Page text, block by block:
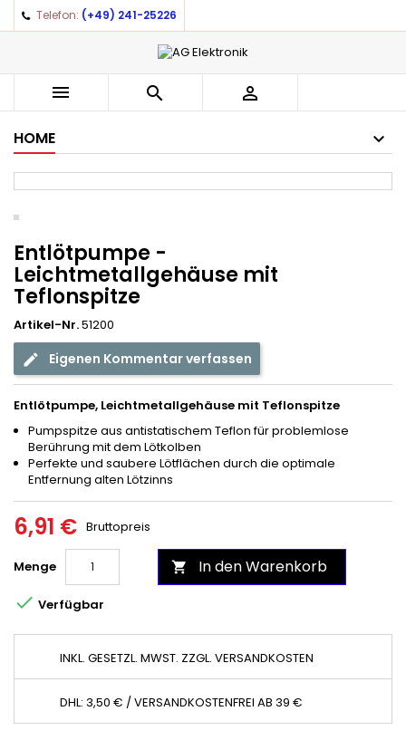
Telefon: (+49) 241-25226
  
HOME
Entlötpumpe -
Leichtmetallgehäuse mit
Teflonspitze
Artikel-Nr.51200
Eigenen Kommentar verfassen
Entlötpumpe, Leichtmetallgehäuse mit Teflonspitze
Pumpspitze aus antistatischem Teflon für problemlose
Berührung mit dem Lötkolben
Perfekte und saubere Lötflächen durch die optimale
Entfernung alten Lötzinns
6,91 € Bruttopreis
Menge  In den Warenkorb
 Verfügbar
INKL. GESETZL. MWST. ZZGL. VERSANDKOSTEN
DHL: 3,50 € / VERSANDKOSTENFREI AB 39 €